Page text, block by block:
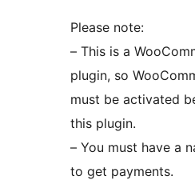
Please note:
– This is a
plugin, so
must be activated
this plugin.
– You must have a
to get payments.